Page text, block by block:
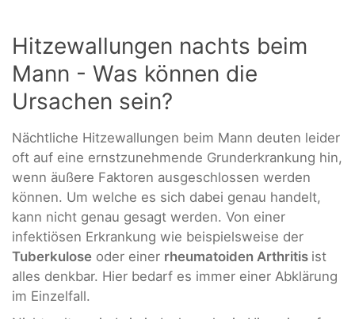
Hitzewallungen nachts beim
Mann - Was können die
Ursachen sein?
Nächtliche Hitzewallungen beim Mann deuten leider
oft auf eine ernstzunehmende Grunderkrankung hin,
wenn äußere Faktoren ausgeschlossen werden
können. Um welche es sich dabei genau handelt,
kann nicht genau gesagt werden. Von einer
infektiösen Erkrankung wie beispielsweise der
Tuberkulose oder einer rheumatoiden Arthritis ist
alles denkbar. Hier bedarf es immer einer Abklärung
im Einzelfall.